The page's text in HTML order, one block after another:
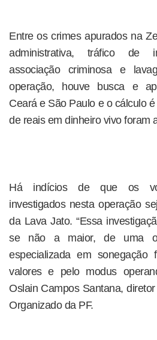
Entre os crimes apurados na
administrativa, tráfico de
associação criminosa e
operação, houve busca e
Ceará e São Paulo e o cálculo
de reais em dinheiro vivo foram
Há indícios de que os
investigados nesta operação
da Lava Jato. “Essa
se não a maior, de uma
especializada em sonegação
valores e pelo modus
Oslain Campos Santana,
Organizado da PF.